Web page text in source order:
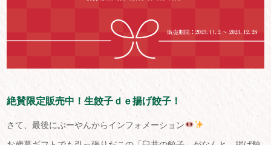
絶賛限定販売中！生餃子ｄｅ揚げ餃子！
さて、最後にぷーやんからインフォメーション